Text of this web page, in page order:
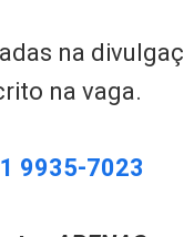
na
na vaga.
9935-7023